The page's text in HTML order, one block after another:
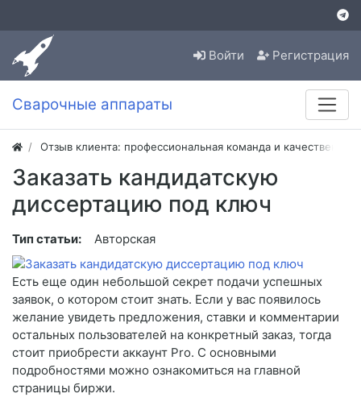
Войти Регистрация
Сварочные аппараты
Отзыв клиента: профессиональная команда и
Заказать кандидатскую
диссертацию под ключ
Тип статьи: Авторская
Есть еще один небольшой секрет подачи успешных
заявок, о котором стоит знать. Если у вас появилось
желание увидеть предложения, ставки и комментарии
остальных пользователей на конкретный заказ, тогда
стоит приобрести аккаунт Pro. С основными
подробностями можно ознакомиться на главной
страницы биржи.